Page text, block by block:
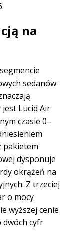
na
sedanów
jest Lucid Air
czasie 0–
pakietem
dysponuje
okrążeń na
Z trzeciej
o mocy
wyższej cenie
dwóch cyfr